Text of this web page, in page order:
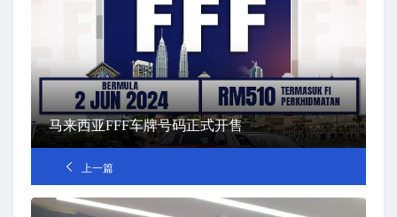
马来西亚FFF车牌号码正式开售
上一篇